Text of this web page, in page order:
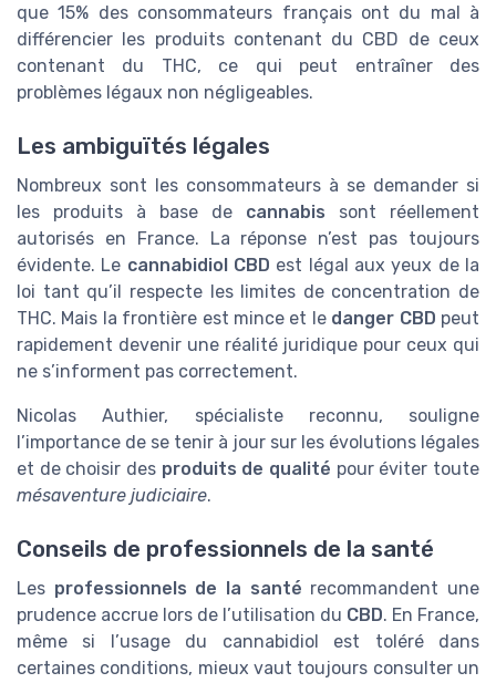
que 15% des consommateurs français ont du mal à
différencier les produits contenant du CBD de ceux
contenant du THC, ce qui peut entraîner des
problèmes légaux non négligeables.
Les ambiguïtés légales
Nombreux sont les consommateurs à se demander si
les produits à base de cannabis sont réellement
autorisés en France. La réponse n’est pas toujours
évidente. Le cannabidiol CBD est légal aux yeux de la
loi tant qu’il respecte les limites de concentration de
THC. Mais la frontière est mince et le danger CBD peut
rapidement devenir une réalité juridique pour ceux qui
ne s’informent pas correctement.
Nicolas Authier, spécialiste reconnu, souligne
l’importance de se tenir à jour sur les évolutions légales
et de choisir des produits de qualité pour éviter toute
mésaventure judiciaire.
Conseils de professionnels de la santé
Les professionnels de la santé recommandent une
prudence accrue lors de l’utilisation du CBD. En France,
même si l’usage du cannabidiol est toléré dans
certaines conditions, mieux vaut toujours consulter un